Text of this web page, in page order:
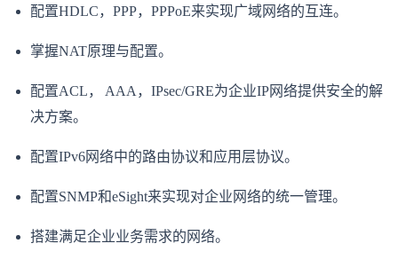
配置HDLC，PPP，PPPoE来实现广域网络的互连。
掌握NAT原理与配置。
配置ACL， AAA，IPsec/GRE为企业IP网络提供安全的解
决方案。
配置IPv6网络中的路由协议和应用层协议。
配置SNMP和eSight来实现对企业网络的统一管理。
搭建满足企业业务需求的网络。